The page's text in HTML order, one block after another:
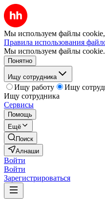
Мы используем файлы cookie,
Правила использования
Мы используем файлы cookie.
Понятно
Ищу сотрудника
Ищу работу
Ищу
Ищу сотрудника
Сервисы
Помощь
Ещё
Поиск
Алнаши
Войти
Войти
Зарегистрироваться